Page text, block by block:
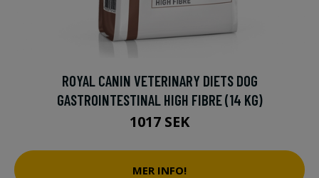
ROYAL CANIN VETERINARY DIETS DOG
GASTROINTESTINAL HIGH FIBRE (14 KG)
1017 SEK
MER INFO!